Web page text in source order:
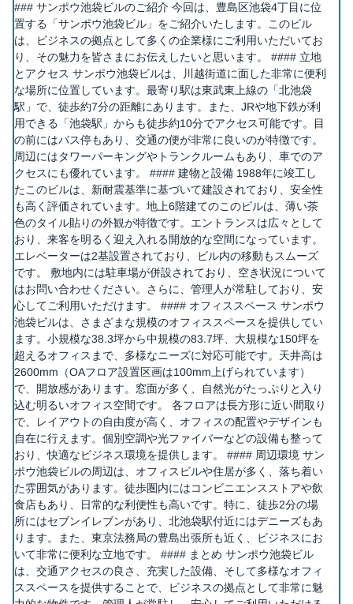
### サンポウ池袋ビルのご紹介 今回は、豊島区池袋4丁目に位
置する「サンポウ池袋ビル」をご紹介いたします。このビル
は、ビジネスの拠点として多くの企業様にご利用いただいてお
り、その魅力を皆さまにお伝えしたいと思います。 #### 立地
とアクセス サンポウ池袋ビルは、川越街道に面した非常に便利
な場所に位置しています。最寄り駅は東武東上線の「北池袋
駅」で、徒歩約7分の距離にあります。また、JRや地下鉄が利
用できる「池袋駅」からも徒歩約10分でアクセス可能です。目
の前にはバス停もあり、交通の便が非常に良いのが特徴です。
周辺にはタワーパーキングやトランクルームもあり、車でのア
クセスにも優れています。 #### 建物と設備 1988年に竣工し
たこのビルは、新耐震基準に基づいて建設されており、安全性
も高く評価されています。地上6階建てのこのビルは、薄い茶
色のタイル貼りの外観が特徴です。エントランスは広々として
おり、来客を明るく迎え入れる開放的な空間になっています。
エレベーターは2基設置されており、ビル内の移動もスムーズ
です。 敷地内には駐車場が併設されており、空き状況について
はお問い合わせください。さらに、管理人が常駐しており、安
心してご利用いただけます。 #### オフィススペース サンポウ
池袋ビルは、さまざまな規模のオフィススペースを提供してい
ます。小規模な38.3坪から中規模の83.7坪、大規模な150坪を
超えるオフィスまで、多様なニーズに対応可能です。天井高は
2600mm（OAフロア設置区画は100mm上げられています）
で、開放感があります。窓面が多く、自然光がたっぷりと入り
込む明るいオフィス空間です。 各フロアは長方形に近い間取り
で、レイアウトの自由度が高く、オフィスの配置やデザインも
自在に行えます。個別空調や光ファイバーなどの設備も整って
おり、快適なビジネス環境を提供します。 #### 周辺環境 サン
ポウ池袋ビルの周辺は、オフィスビルや住居が多く、落ち着い
た雰囲気があります。徒歩圏内にはコンビニエンスストアや飲
食店もあり、日常的な利便性も高いです。特に、徒歩2分の場
所にはセブンイレブンがあり、北池袋駅付近にはデニーズもあ
ります。また、東京法務局の豊島出張所も近く、ビジネスにお
いて非常に便利な立地です。 #### まとめ サンポウ池袋ビル
は、交通アクセスの良さ、充実した設備、そして多様なオフィ
ススペースを提供することで、ビジネスの拠点として非常に魅